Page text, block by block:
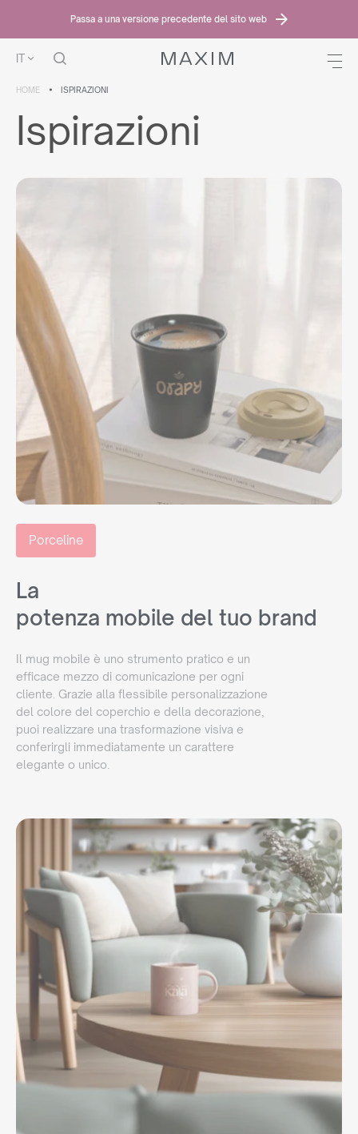
Passa a una versione precedente del sito web
IT
HOME ISPIRAZIONI
Ispirazioni
Porceline
La
potenza mobile del tuo brand
Il mug mobile è uno strumento pratico e un
efficace mezzo di comunicazione per ogni
cliente. Grazie alla flessibile personalizzazione
del colore del coperchio e della decorazione,
puoi realizzare una trasformazione visiva e
conferirgli immediatamente un carattere
elegante o unico.